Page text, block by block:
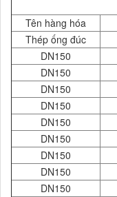
Tên hàng hóa
Thép ống đúc
DN150
DN150
DN150
DN150
DN150
DN150
DN150
DN150
DN150